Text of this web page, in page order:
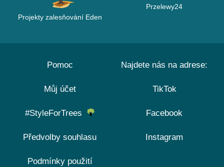
Projekty zalesňování Eden
Przelewy24
Pomoc
Můj účet
#StyleForTrees
Předvolby souhlasu
Podmínky použití
Najdete nás na adrese:
TikTok
Facebook
Instagram